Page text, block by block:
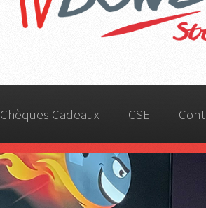
Chèques Cadeaux CSE